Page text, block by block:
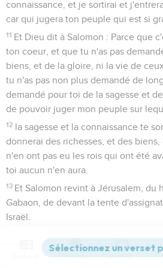
connaissance, et je sortirai et
car qui jugera ton peuple qui est si
11 Et Dieu dit à Salomon : Parce que
ton coeur, et que tu n'as pas
biens, et de la gloire, ni la vie de
tu n'as pas non plus demandé de
demandé pour toi de la sagesse et
de pouvoir juger mon peuple sur
12 la sagesse et la connaissance te
donnerai des richesses, et des
n'en ont pas eu les rois qui ont été
toi aucun n'en aura.
13 Et Salomon revint à Jérusalem, du
Gabaon, de devant la tente
Israël.
Puissance et richesse de
Versions Commentaires